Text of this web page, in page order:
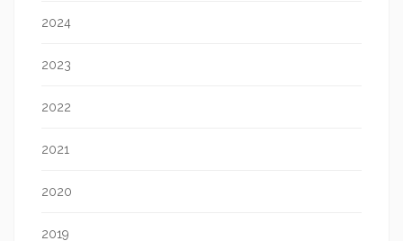
2024
2023
2022
2021
2020
2019